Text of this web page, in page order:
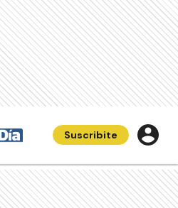
Suscribite